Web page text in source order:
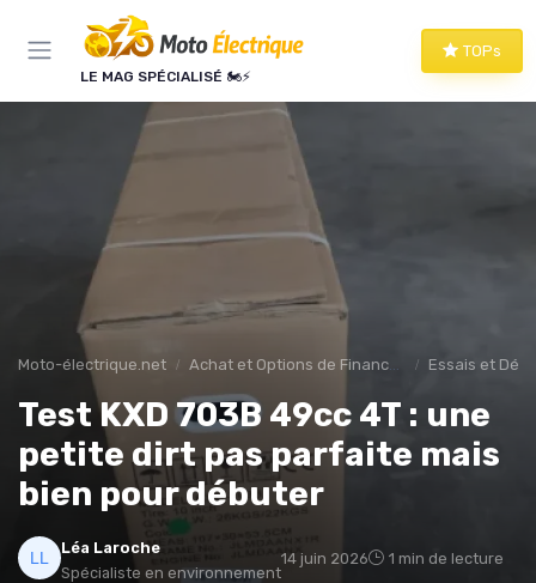
LE MAG SPÉCIALISÉ 🏍️⚡
TOPs
Moto-électrique.net Achat et Options de Financement Essais et
Test KXD 703B 49cc 4T : une
petite dirt pas parfaite mais
bien pour débuter
Léa Laroche
Spécialiste en environnement
14 juin 2026 1 min de lecture
Panneau de gestion des cookies